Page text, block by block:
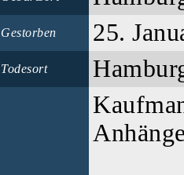
Gestorben 25.
Todesort